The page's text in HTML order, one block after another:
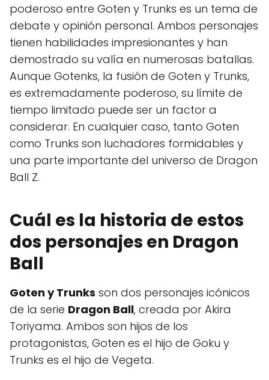
poderoso entre Goten y Trunks es un tema de
debate y opinión personal. Ambos personajes
tienen habilidades impresionantes y han
demostrado su valía en numerosas batallas.
Aunque Gotenks, la fusión de Goten y Trunks,
es extremadamente poderoso, su límite de
tiempo limitado puede ser un factor a
considerar. En cualquier caso, tanto Goten
como Trunks son luchadores formidables y
una parte importante del universo de Dragon
Ball Z.
Cuál es la historia de estos
dos personajes en Dragon
Ball
Goten y Trunks son dos personajes icónicos
de la serie Dragon Ball, creada por Akira
Toriyama. Ambos son hijos de los
protagonistas, Goten es el hijo de Goku y
Trunks es el hijo de Vegeta.